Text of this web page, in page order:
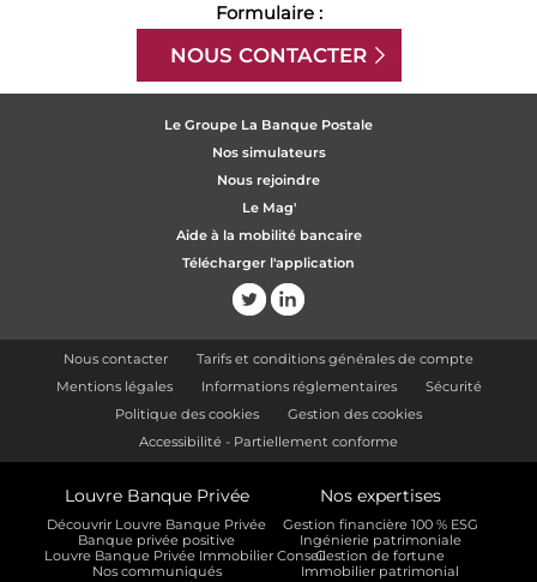
Formulaire :
NOUS CONTACTER
Le Groupe La Banque Postale
Nos simulateurs
Nous rejoindre
Le Mag'
Aide à la mobilité bancaire
Télécharger l'application
Nous contacter
Tarifs et conditions générales de compte
Mentions légales
Informations réglementaires
Sécurité
Politique des cookies
Gestion des cookies
Accessibilité - Partiellement conforme
Louvre Banque Privée
Découvrir Louvre Banque Privée
Banque privée positive
Louvre Banque Privée Immobilier Conseil
Nos communiqués
Nos expertises
Gestion financière 100 % ESG
Ingénierie patrimoniale
Gestion de fortune
Immobilier patrimonial